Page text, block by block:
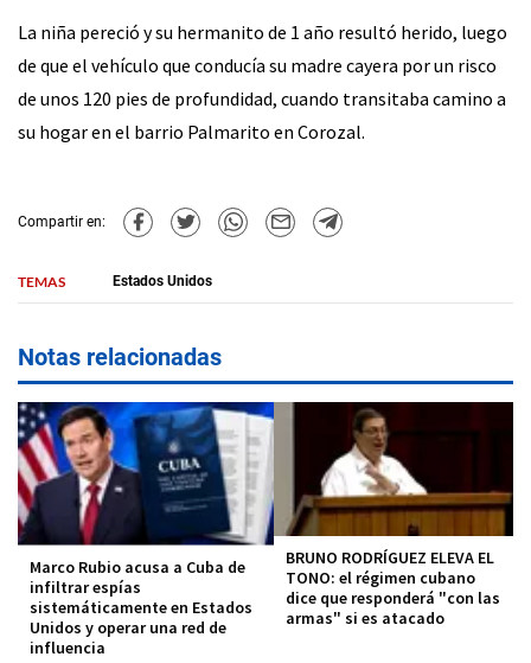
La niña pereció y su hermanito de 1 año resultó herido, luego
de que el vehículo que conducía su madre cayera por un risco
de unos 120 pies de profundidad, cuando transitaba camino a
su hogar en el barrio Palmarito en Corozal.
Compartir en:
TEMAS Estados Unidos
Notas relacionadas
Marco Rubio acusa a Cuba de
infiltrar espías
sistemáticamente en Estados
Unidos y operar una red de
influencia
BRUNO RODRÍGUEZ ELEVA EL
TONO: el régimen cubano
dice que responderá "con las
armas" si es atacado